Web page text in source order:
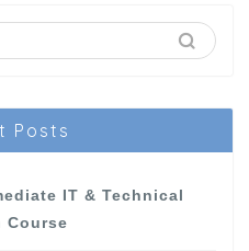
Posts
IT & Technical
Course